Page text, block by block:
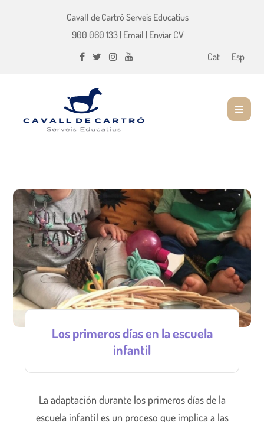
Cavall de Cartró Serveis Educatius
900 060 133| Email | Enviar CV
Cat
Esp
Los primeros días en la escuela
infantil
La adaptación durante los primeros días de la
escuela infantil es un proceso que implica a las